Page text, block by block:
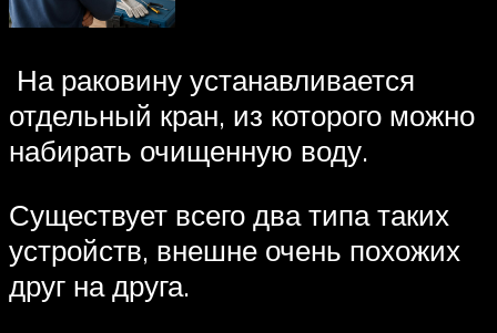
На раковину устанавливается
отдельный кран, из которого можно
набирать очищенную воду.
Существует всего два типа таких
устройств, внешне очень похожих
друг на друга.